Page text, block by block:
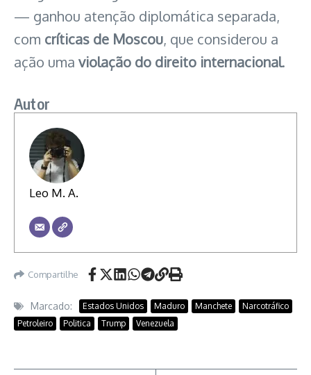
— ganhou atenção diplomática separada,
com críticas de Moscou, que considerou a
ação uma violação do direito internacional.
Autor
Leo M. A.
Compartilhe
Marcado: Estados Unidos Maduro Manchete
Narcotráfico
Petroleiro
Politica Trump Venezuela